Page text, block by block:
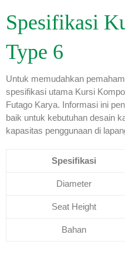
Spesifikasi
Type 6
Untuk memudahkan
spesifikasi utama Kursi
Futago Karya. Informasi ini
baik untuk kebutuhan desain
kapasitas penggunaan di
Spesifikasi
Diameter
Seat Height
Bahan